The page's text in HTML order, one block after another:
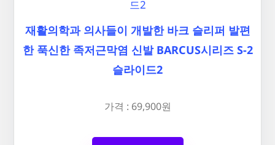
재활의학과 의사들이 개발한 바크 슬리퍼 발편
한 푹신한 족저근막염 신발 BARCUS시리즈 S-2
슬라이드2
가격 : 69,900원